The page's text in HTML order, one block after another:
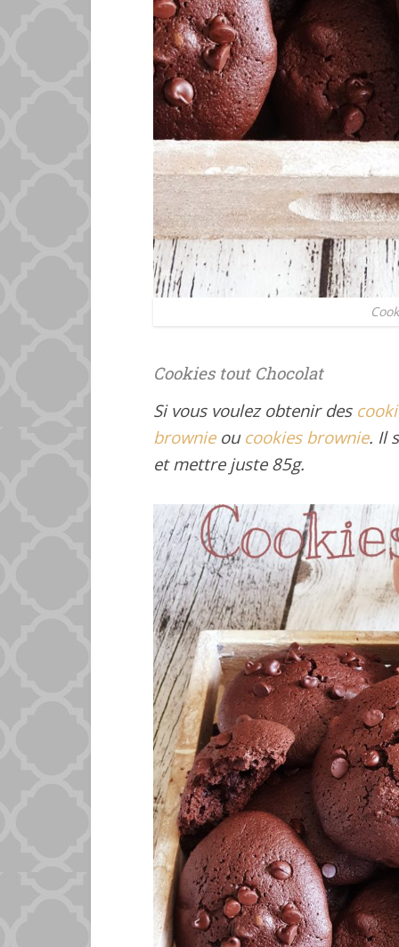
Cookies tout Chocolat
Si vous voulez obtenir des
brownieou cookies brownie. Il
et mettre juste 85g.